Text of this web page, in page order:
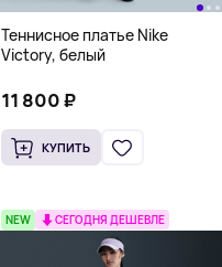
Теннисное платье Nike
Victory, белый
11 800 ₽
КУПИТЬ
NEW СЕГОДНЯ ДЕШЕВЛЕ